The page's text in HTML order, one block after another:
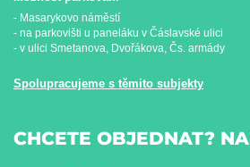
- Masarykovo náměstí
- na parkovišti u paneláku v Čáslavské ulici
- v ulici Smetanova, Dvořákova, Čs. armády
Spolupracujeme s těmito subjekty
CHCETE OBJEDNAT?